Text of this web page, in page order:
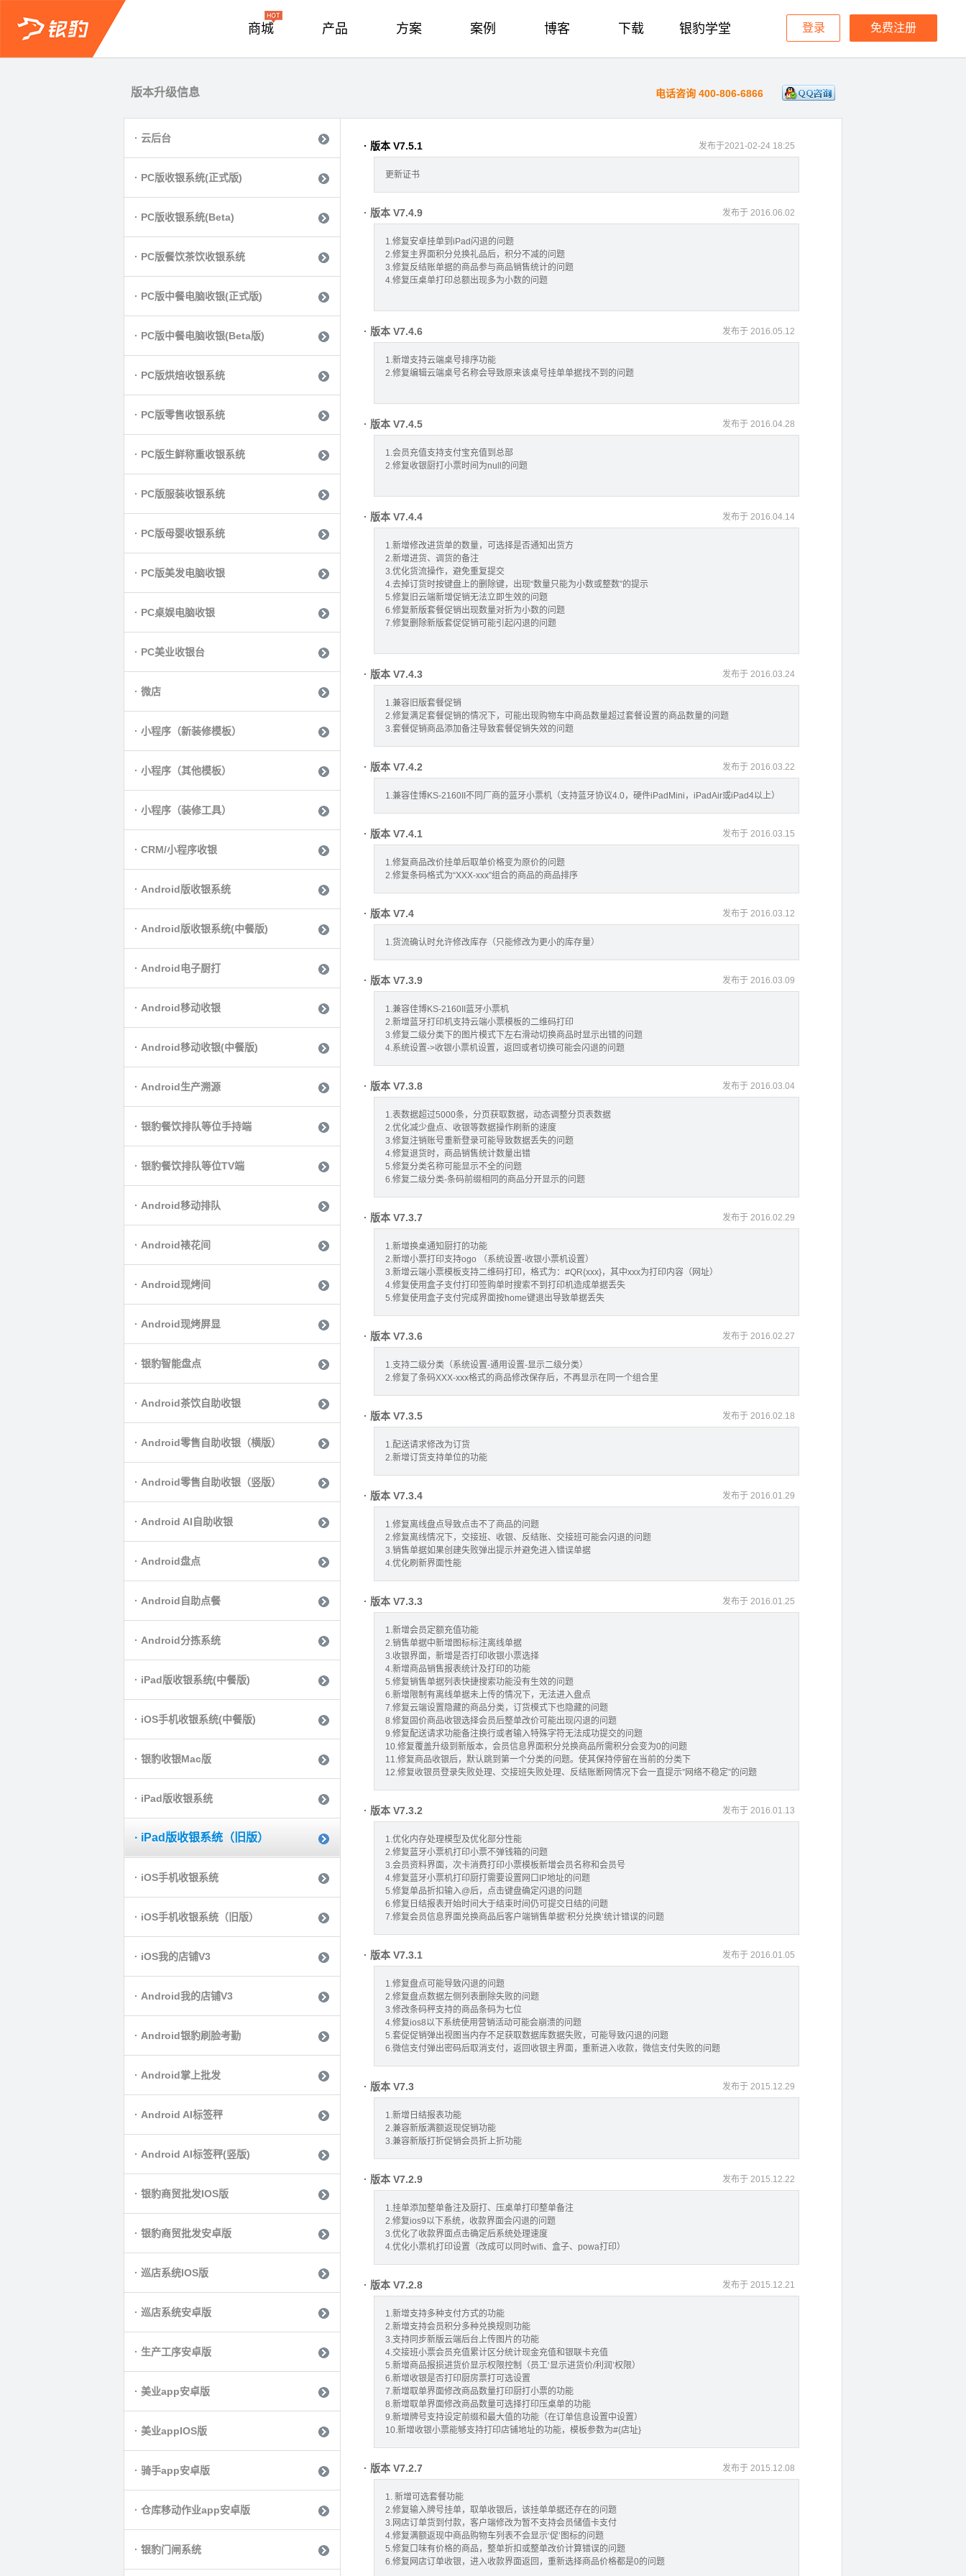
商城 产品 方案 案例 博客 下载 银豹学堂 登录 免费注册
版本升级信息 电话咨询 400-806-6866
· 云后台
· PC版收银系统(正式版)
· PC版收银系统(Beta)
· PC版餐饮茶饮收银系统
· PC版中餐电脑收银(正式版)
· PC版中餐电脑收银(Beta版)
· PC版烘焙收银系统
· PC版零售收银系统
· PC版生鲜称重收银系统
· PC版服装收银系统
· PC版母婴收银系统
· PC版美发电脑收银
· PC桌娱电脑收银
· PC美业收银台
· 微店
· 小程序（新装修模板）
· 小程序（其他模板）
· 小程序（装修工具）
· CRM/小程序收银
· Android版收银系统
· Android版收银系统(中餐版)
· Android电子厨打
· Android移动收银
· Android移动收银(中餐版)
· Android生产溯源
· 银豹餐饮排队等位手持端
· 银豹餐饮排队等位TV端
· Android移动排队
· Android裱花间
· Android现烤间
· Android现烤屏显
· 银豹智能盘点
· Android茶饮自助收银
· Android零售自助收银（横版）
· Android零售自助收银（竖版）
· Android AI自助收银
· Android盘点
· Android自助点餐
· Android分拣系统
· iPad版收银系统(中餐版)
· iOS手机收银系统(中餐版)
· 银豹收银Mac版
· iPad版收银系统
· iPad版收银系统（旧版）
· iOS手机收银系统
· iOS手机收银系统（旧版）
· iOS我的店铺V3
· Android我的店铺V3
· Android银豹刷脸考勤
· Android掌上批发
· Android AI标签秤
· Android AI标签秤(竖版)
· 银豹商贸批发IOS版
· 银豹商贸批发安卓版
· 巡店系统IOS版
· 巡店系统安卓版
· 生产工序安卓版
· 美业app安卓版
· 美业appIOS版
· 骑手app安卓版
· 仓库移动作业app安卓版
· 银豹门闸系统
· 版本 V7.5.1 发布于2021-02-24 18:25
更新证书
· 版本 V7.4.9 发布于 2016.06.02
1.修复安卓挂单到iPad闪退的问题
2.修复主界面积分兑换礼品后，积分不减的问题
3.修复反结账单据的商品参与商品销售统计的问题
4.修复压桌单打印总额出现多为小数的问题
· 版本 V7.4.6 发布于 2016.05.12
1.新增支持云端桌号排序功能
2.修复编辑云端桌号名称会导致原来该桌号挂单单据找不到的问题
· 版本 V7.4.5 发布于 2016.04.28
1.会员充值支持支付宝充值到总部
2.修复收银厨打小票时间为null的问题
· 版本 V7.4.4 发布于 2016.04.14
1.新增修改进货单的数量，可选择是否通知出货方
2.新增进货、调货的备注
3.优化货流操作，避免重复提交
4.去掉订货时按键盘上的删除键，出现“数量只能为小数或整数”的提示
5.修复旧云端新增促销无法立即生效的问题
6.修复新版套餐促销出现数量对折为小数的问题
7.修复删除新版套促促销可能引起闪退的问题
· 版本 V7.4.3 发布于 2016.03.24
1.兼容旧版套餐促销
2.修复满足套餐促销的情况下，可能出现购物车中商品数量超过套餐设置的商品数量的问题
3.套餐促销商品添加备注导致套餐促销失效的问题
· 版本 V7.4.2 发布于 2016.03.22
1.兼容佳博KS-2160II不同厂商的蓝牙小票机（支持蓝牙协议4.0，硬件iPadMini，iPadAir或iPad4以上）
· 版本 V7.4.1 发布于 2016.03.15
1.修复商品改价挂单后取单价格变为原价的问题
2.修复条码格式为“XXX-xxx”组合的商品的商品排序
· 版本 V7.4 发布于 2016.03.12
1.货流确认时允许修改库存（只能修改为更小的库存量）
· 版本 V7.3.9 发布于 2016.03.09
1.兼容佳博KS-2160II蓝牙小票机
2.新增蓝牙打印机支持云端小票模板的二维码打印
3.修复二级分类下的图片模式下左右滑动切换商品时显示出错的问题
4.系统设置->收银小票机设置，返回或者切换可能会闪退的问题
· 版本 V7.3.8 发布于 2016.03.04
1.表数据超过5000条，分页获取数据，动态调整分页表数据
2.优化减少盘点、收银等数据操作刷新的速度
3.修复注销账号重新登录可能导致数据丢失的问题
4.修复退货时，商品销售统计数量出错
5.修复分类名称可能显示不全的问题
6.修复二级分类-条码前缀相同的商品分开显示的问题
· 版本 V7.3.7 发布于 2016.02.29
1.新增换桌通知厨打的功能
2.新增小票打印支持ogo （系统设置-收银小票机设置）
3.新增云端小票模板支持二维码打印，格式为：#QR{xxx}，其中xxx为打印内容（网址）
4.修复使用盒子支付打印签购单时搜索不到打印机造成单据丢失
5.修复使用盒子支付完成界面按home键退出导致单据丢失
· 版本 V7.3.6 发布于 2016.02.27
1.支持二级分类（系统设置-通用设置-显示二级分类）
2.修复了条码XXX-xxx格式的商品修改保存后，不再显示在同一个组合里
· 版本 V7.3.5 发布于 2016.02.18
1.配送请求修改为订货
2.新增订货支持单位的功能
· 版本 V7.3.4 发布于 2016.01.29
1.修复离线盘点导致点击不了商品的问题
2.修复离线情况下，交接班、收银、反结账、交接班可能会闪退的问题
3.销售单据如果创建失败弹出提示并避免进入错误单据
4.优化刷新界面性能
· 版本 V7.3.3 发布于 2016.01.25
1.新增会员定额充值功能
2.销售单据中新增图标标注离线单据
3.收银界面，新增是否打印收银小票选择
4.新增商品销售报表统计及打印的功能
5.修复销售单据列表快捷搜索功能没有生效的问题
6.新增限制有离线单据未上传的情况下，无法进入盘点
7.修复云端设置隐藏的商品分类，订货模式下也隐藏的问题
8.修复固价商品收银选择会员后整单改价可能出现闪退的问题
9.修复配送请求功能备注换行或者输入特殊字符无法成功提交的问题
10.修复覆盖升级到新版本，会员信息界面积分兑换商品所需积分会变为0的问题
11.修复商品收银后，默认跳到第一个分类的问题。使其保持停留在当前的分类下
12.修复收银员登录失败处理、交接班失败处理、反结账断网情况下会一直提示”网络不稳定”的问题
· 版本 V7.3.2 发布于 2016.01.13
1.优化内存处理模型及优化部分性能
2.修复蓝牙小票机打印小票不弹钱箱的问题
3.会员资料界面，次卡消费打印小票模板新增会员名称和会员号
4.修复蓝牙小票机打印厨打需要设置网口IP地址的问题
5.修复单品折扣输入@后，点击键盘确定闪退的问题
6.修复日结报表开始时间大于结束时间仍可提交日结的问题
7.修复会员信息界面兑换商品后客户端销售单据‘积分兑换’统计错误的问题
· 版本 V7.3.1 发布于 2016.01.05
1.修复盘点可能导致闪退的问题
2.修复盘点数据左侧列表删除失败的问题
3.修改条码秤支持的商品条码为七位
4.修复ios8以下系统使用营销活动可能会崩溃的问题
5.套促促销弹出视图当内存不足获取数据库数据失败，可能导致闪退的问题
6.微信支付弹出密码后取消支付，返回收银主界面，重新进入收款，微信支付失败的问题
· 版本 V7.3 发布于 2015.12.29
1.新增日结报表功能
2.兼容新版满额返现促销功能
3.兼容新版打折促销会员折上折功能
· 版本 V7.2.9 发布于 2015.12.22
1.挂单添加整单备注及厨打、压桌单打印整单备注
2.修复ios9以下系统，收款界面会闪退的问题
3.优化了收款界面点击确定后系统处理速度
4.优化小票机打印设置（改成可以同时wifi、盒子、powa打印）
· 版本 V7.2.8 发布于 2015.12.21
1.新增支持多种支付方式的功能
2.新增支持会员积分多种兑换规则功能
3.支持同步新版云端后台上传图片的功能
4.交接班小票会员充值累计区分统计现金充值和银联卡充值
5.新增商品报损进货价显示权限控制（员工‘显示进货价/利润’权限）
6.新增收银是否打印厨房票打可选设置
7.新增取单界面修改商品数量打印厨打小票的功能
8.新增取单界面修改商品数量可选择打印压桌单的功能
9.新增牌号支持设定前缀和最大值的功能（在订单信息设置中设置）
10.新增收银小票能够支持打印店铺地址的功能，模板参数为#{店址}
· 版本 V7.2.7 发布于 2015.12.08
1. 新增可选套餐功能
2.修复输入牌号挂单，取单收银后，该挂单单据还存在的问题
3.网店订单货到付款，客户端修改为暂不支持会员储值卡支付
4.修复满额返现中商品购物车列表不会显示‘促’图标的问题
5.修复口味有价格的商品，整单折扣或整单改价计算错误的问题
6.修复网店订单收银，进入收款界面返回，重新选择商品价格都是0的问题